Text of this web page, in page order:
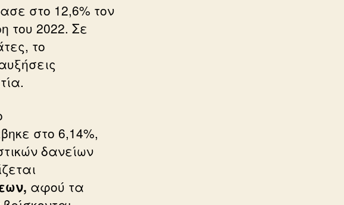
στο 12,6% τον
του 2022. Σε
το
στο 6,14%,
δανείων
αφού τα